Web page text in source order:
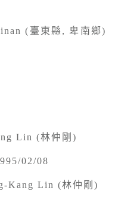
(臺東縣, 卑南鄉)
Lin (林仲剛)
02/08
Kang Lin (林仲剛)